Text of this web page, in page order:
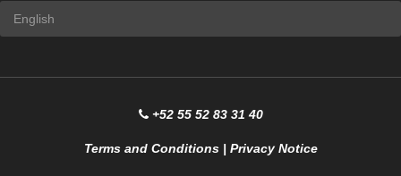
+52 55 52 83 31 40
Terms and Conditions| Privacy Notice